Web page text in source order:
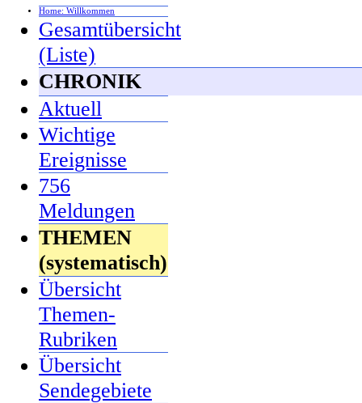
Home: Willkommen
Gesamtübersicht
(Liste)
CHRONIK
Aktuell
Wichtige
Ereignisse
756
Meldungen
THEMEN
(systematisch)
Übersicht
Themen-
Rubriken
Übersicht
Sendegebiete